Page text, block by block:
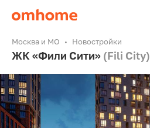
Москва и МО Новостройки
ЖК «Фили Сити» (Fili City)